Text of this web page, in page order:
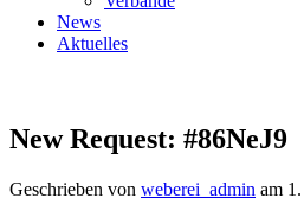
News
Aktuelles
New Request: #86NeJ9
Geschrieben von weberei_admin am